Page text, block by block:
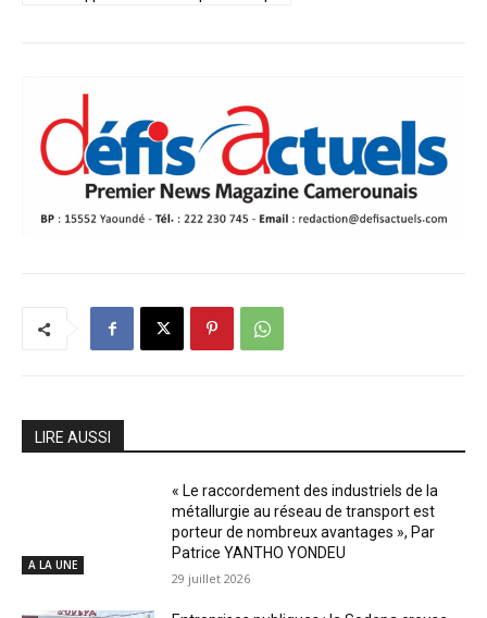
LIRE AUSSI
A LA UNE
« Le raccordement des industriels de la
métallurgie au réseau de transport est
porteur de nombreux avantages », Par
Patrice YANTHO YONDEU
29 juillet 2026